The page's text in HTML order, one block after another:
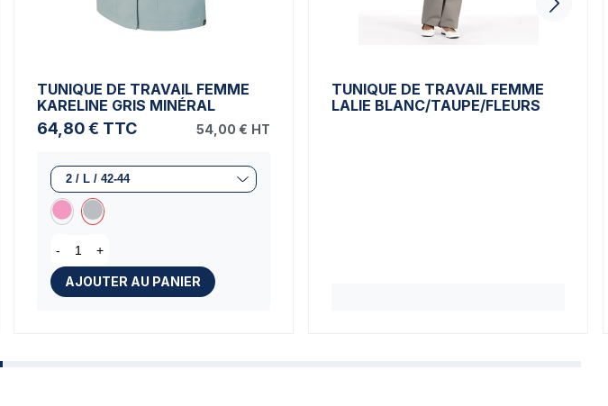
TUNIQUE DE TRAVAIL FEMME
KARELINE GRIS MINÉRAL
64,80 € TTC 54,00 € HT
- +
AJOUTER AU PANIER
TUNIQUE DE TRAVAIL FEMME
LALIE BLANC/TAUPE/FLEURS